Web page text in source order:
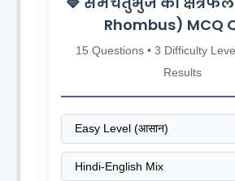
Rhombus) MCQ
15 Questions • 3 Difficulty
Results